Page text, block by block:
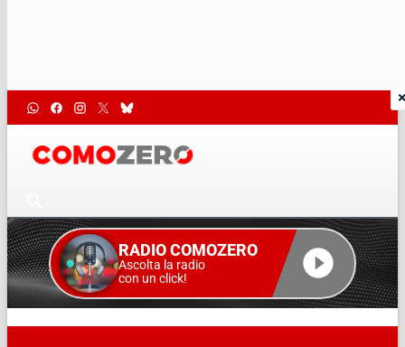
RADIO COMOZERO
Ascolta la radio
con un click!